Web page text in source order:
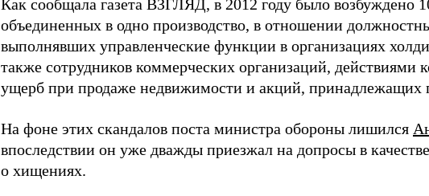
Как сообщала газета ВЗГЛЯД, в 2012 году было возбуждено
объединенных в одно производство, в отношении
выполнявших управленческие функции в организациях
также сотрудников коммерческих организаций, действиями
ущерб при продаже недвижимости и акций, принадлежащих
На фоне этих скандалов поста министра обороны лишился
впоследствии он уже дважды приезжал на допросы в
о хищениях.